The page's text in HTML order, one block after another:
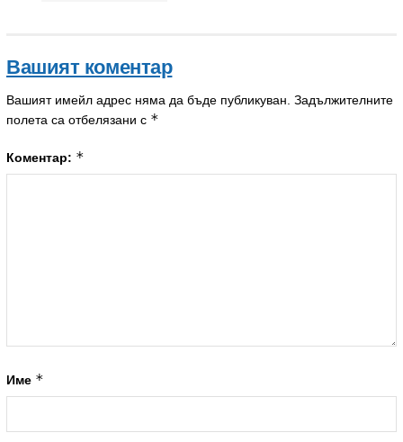
Вашият коментар
Вашият имейл адрес няма да бъде публикуван. Задължителните
полета са отбелязани с *
Коментар: *
Име *